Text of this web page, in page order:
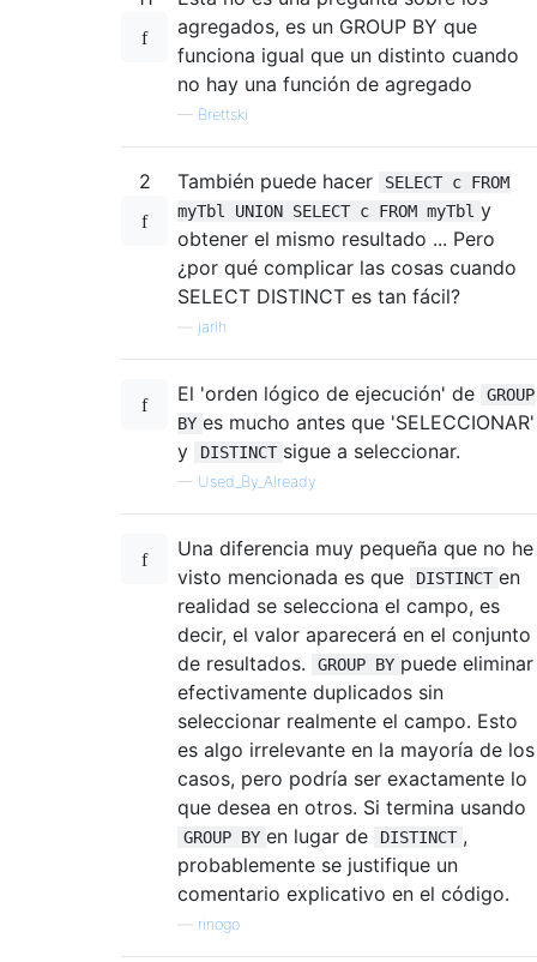
agregados, es un GROUP BY que
funciona igual que un distinto cuando
no hay una función de agregado
— Brettski
2 También puede hacer
SELECT c FROM
myTbl UNION SELECT c FROM myTbl y
obtener el mismo resultado ... Pero
¿por qué complicar las cosas cuando
SELECT DISTINCT es tan fácil?
jarlh
El 'orden lógico de ejecución' de
GROUP
BY es mucho antes que 'SELECCIONAR'
y
DISTINCT sigue a seleccionar.
— Used_By_Already
Una diferencia muy pequeña que no he
visto mencionada es que
DISTINCT en
realidad se selecciona el campo, es
decir, el valor aparecerá en el conjunto
de resultados.
GROUP BY puede eliminar
efectivamente duplicados sin
seleccionar realmente el campo. Esto
es algo irrelevante en la mayoría de los
casos, pero podría ser exactamente lo
que desea en otros. Si termina usando
GROUP BY en lugar de DISTINCT ,
probablemente se justifique un
comentario explicativo en el código.
rinogo